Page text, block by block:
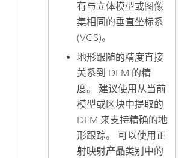
有与立体模型或图像
集相同的垂直坐标系
(VCS)。
地形跟随的精度直接
关系到 DEM 的精
度。 建议使用从当前
模型或区块中提取的
DEM 来支持精确的地
形跟踪。 可以使用正
射映射产品类别中的